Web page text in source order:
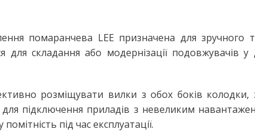
лампи
ДЛЯ
для ламп
помаранчева LEE призначена для зручного
складання або модернізації подовжувачів
розміщувати вилки з обох боків
підключення приладів з невеликим
під час експлуатації.